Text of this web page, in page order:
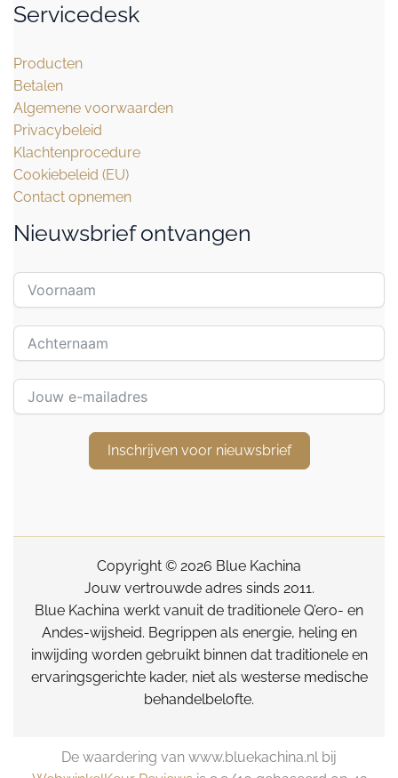
Servicedesk
Producten
Betalen
Algemene voorwaarden
Privacybeleid
Klachtenprocedure
Cookiebeleid (EU)
Contact opnemen
Nieuwsbrief ontvangen
Inschrijven voor nieuwsbrief
Copyright © 2026 Blue Kachina
Jouw vertrouwde adres sinds 2011.
Blue Kachina werkt vanuit de traditionele Q’ero- en
Andes-wijsheid. Begrippen als energie, heling en
inwijding worden gebruikt binnen dat traditionele en
ervaringsgerichte kader, niet als westerse medische
behandelbelofte.
De waardering van www.bluekachina.nl bij